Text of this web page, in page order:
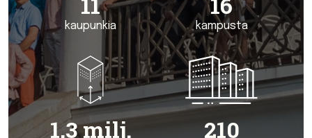
kaupunkia kampusta
1,3 milj. 210